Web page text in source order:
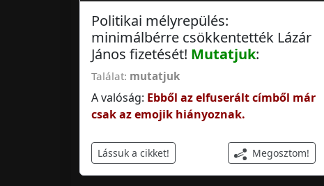
Politikai mélyrepülés:
minimálbérre csökkentették Lázár
János fizetését! Mutatjuk:
Találat: mutatjuk
A valóság: Ebből az elfuserált címből már
csak az emojik hiányoznak.
Lássuk a cikket! Megosztom!